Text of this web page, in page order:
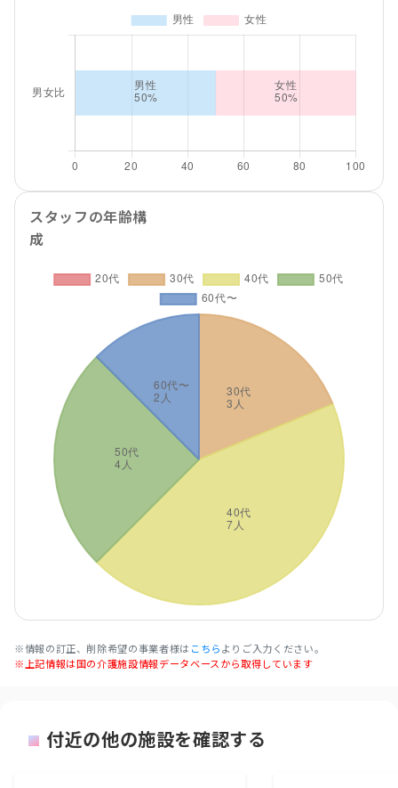
スタッフの年齢構
成
※情報の訂正、削除希望の事業者様は こちら よりご入力ください。
※上記情報は国の介護施設情報データベースから取得しています
付近の他の施設を確認する